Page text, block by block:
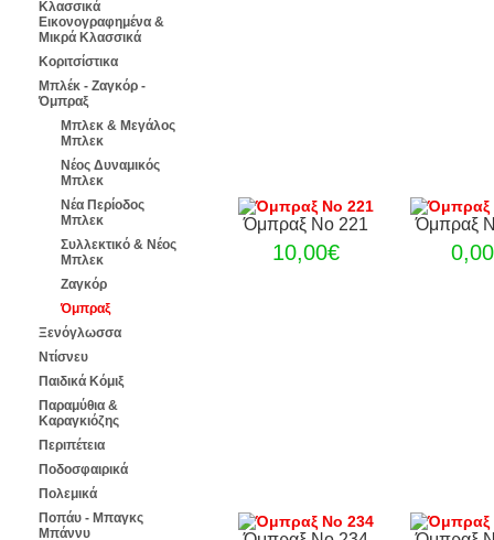
Όμπραξ Νο 221
10,00€
Όμπραξ
Κλασσικά
Εικονογραφημένα &
Μικρά Κλασσικά
Κοριτσίστικα
Μπλέκ - Ζαγκόρ -
Όμπραξ
Μπλεκ & Μεγάλος
Μπλεκ
Νέος Δυναμικός
Μπλεκ
Νέα Περίοδος
Μπλεκ
Συλλεκτικό & Νέος
Μπλεκ
Ζαγκόρ
Όμπραξ
Ξενόγλωσσα
Ντίσνευ
Παιδικά Κόμιξ
Παραμύθια &
Καραγκιόζης
Περιπέτεια
Ποδοσφαιρικά
Πολεμικά
Ποπάυ - Μπαγκς
Μπάννυ